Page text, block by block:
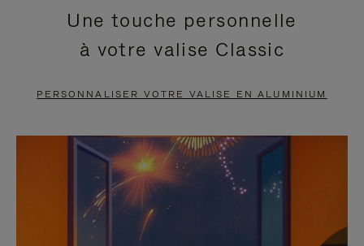
EN
PAUSE,
APPUYEZ
POUR
METTRE
VIDÉO
EST
DÉSACTIVÉ.
CLIQUER
POUR
RÉACTIVER
LE
Une touche personnelle
à votre valise Classic
PERSONNALISER VOTRE VALISE EN ALUMINIUM